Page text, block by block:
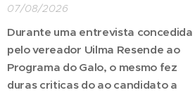
07/08/2026
Durante uma entrevista concedida
pelo vereador Uilma Resende ao
Programa do Galo, o mesmo fez
duras criticas do ao candidato a